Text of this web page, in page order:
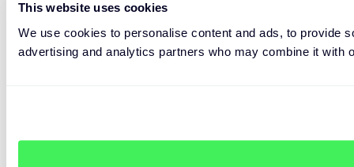
This website uses cookies
We use cookies to personalise content and ads, to provide
advertising and analytics partners who may combine it with